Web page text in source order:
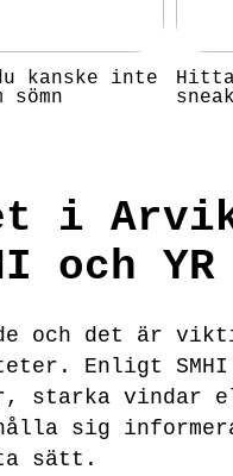
kanske inte
i
och YR
och det är
Enligt SMHI
starka
sig
sätt.